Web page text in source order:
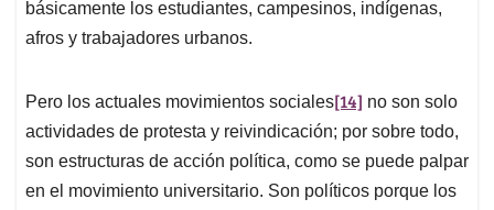
básicamente los estudiantes, campesinos, indígenas,
afros y trabajadores urbanos.
Pero los actuales movimientos sociales[14] no son solo
actividades de protesta y reivindicación; por sobre todo,
son estructuras de acción política, como se puede palpar
en el movimiento universitario. Son políticos porque los